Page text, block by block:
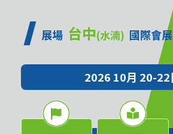
展場 台中(水湳) 國際會
2026 10月 20-22